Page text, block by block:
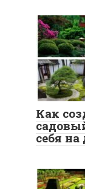
Как
себя